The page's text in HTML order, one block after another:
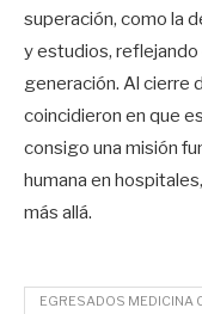
superación, como la
y estudios,
generación. Al cierre
coincidieron en que
consigo una misión
humana en
más allá.
EGRESADOS MEDICINA